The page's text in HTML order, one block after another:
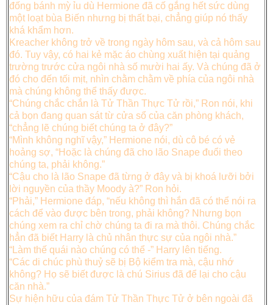
đống bánh mỳ ỉu dù Hermione đã cố gắng hết sức dùng
một loạt bùa Biến nhưng bị thất bại, chẳng giúp nó thấy
khá khẩm hơn.
Kreacher không trở về trong ngày hôm sau, và cả hôm sau
đó. Tuy vậy, có hai kẻ mặc áo chùng xuất hiện tại quảng
trường trước cửa ngôi nhà số mười hai ấy. Và chúng đã ở
đó cho đến tối mịt, nhìn chằm chằm về phía của ngôi nhà
mà chúng không thể thấy được.
“Chúng chắc chắn là Tử Thần Thực Tử rồi,” Ron nói, khi
cả bọn đang quan sát từ cửa sổ của căn phòng khách,
“chẳng lẽ chúng biết chúng ta ở đây?”
“Mình không nghĩ vậy,” Hermione nói, dù cô bé có vẻ
hoảng sợ, “Hoặc là chúng đã cho lão Snape đuổi theo
chúng ta, phải không.”
“Cậu cho là lão Snape đã từng ở đây và bị khoá lưỡi bởi
lời nguyền của thầy Moody à?” Ron hỏi.
“Phải,” Hermione đáp, “nếu không thì hắn đã có thể nói ra
cách để vào được bên trong, phải không? Nhưng bọn
chúng xem ra chỉ chờ chúng ta đi ra mà thôi. Chúng chắc
hẳn đã biết Harry là chủ nhân thực sự của ngôi nhà.”
“Làm thế quái nào chúng có thể -” Harry lên tiếng.
“Các di chúc phù thuỷ sẽ bị Bộ kiểm tra mà, cậu nhớ
không? Họ sẽ biết được là chú Sirius đã để lại cho cậu
căn nhà.”
Sự hiện hữu của đám Tử Thần Thực Tử ở bên ngoài đã